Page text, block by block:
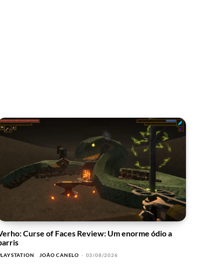
Curse of Faces Review: Um enorme ódio a
JOÃO CANELO - 03/08/2026